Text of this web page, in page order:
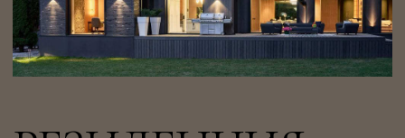
РЕЗИДЕНЦИЯ —
ЛАНДШАФТ
с видом на собственный парк и начинать